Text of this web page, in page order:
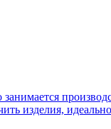
изделия,